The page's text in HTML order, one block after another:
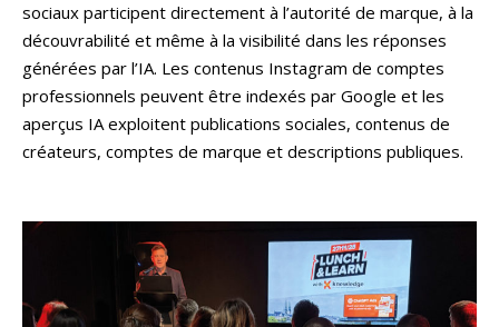
sociaux participent directement à l’autorité de marque, à la
découvrabilité et même à la visibilité dans les réponses
générées par l’IA. Les contenus Instagram de comptes
professionnels peuvent être indexés par Google et les
aperçus IA exploitent publications sociales, contenus de
créateurs, comptes de marque et descriptions publiques.